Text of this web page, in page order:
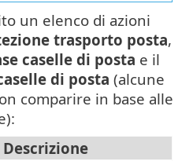
un elenco di azioni
trasporto posta,
caselle di posta e il
di posta (alcune
comparire in base alle
Descrizione